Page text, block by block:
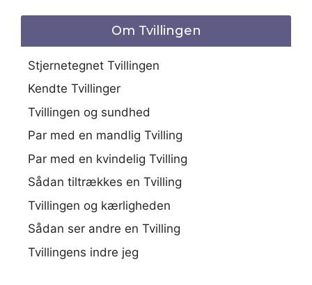
Om Tvillingen
Stjernetegnet Tvillingen
Kendte Tvillinger
Tvillingen og sundhed
Par med en mandlig Tvilling
Par med en kvindelig Tvilling
Sådan tiltrækkes en Tvilling
Tvillingen og kærligheden
Sådan ser andre en Tvilling
Tvillingens indre jeg